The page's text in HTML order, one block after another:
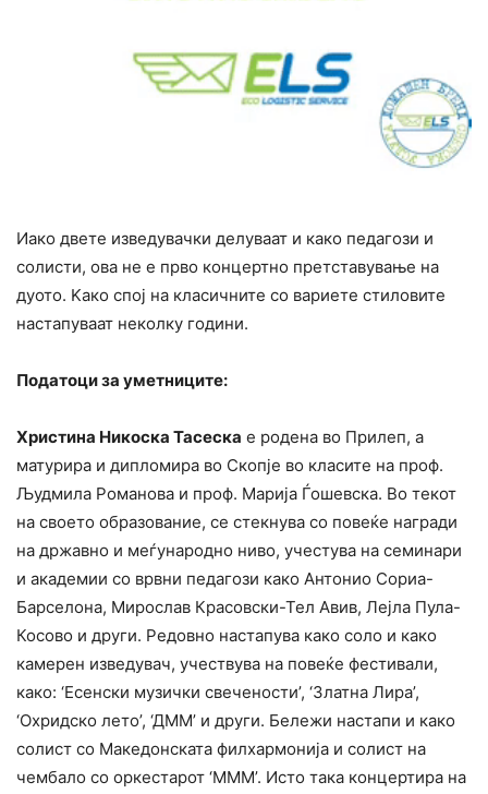
Иако двете изведувачки делуваат и како педагози и
солисти, ова не е прво концертно претставување на
дуото. Kако спој на класичните со вариете стиловите
настапуваат неколку години.
Податоци за уметниците:
Христина Никоска Тасеска е родена во Прилеп, а
матурира и дипломира во Скопје во класите на проф.
Људмила Романова и проф. Марија Ѓошевска. Во текот
на своето образование, се стекнува со повеќе награди
на државно и меѓународно ниво, учестува на семинари
и академии со врвни педагози како Антонио Сориа-
Барселона, Мирослав Красовски-Тел Авив, Лејла Пула-
Косово и други. Редовно настапува како соло и како
камерен изведувач, учествува на повеќе фестивали,
како: ‘Есенски музички свечености’, ‘Златна Лира’,
‘Охридско лето’, ‘ДММ’ и други. Бележи настапи и како
солист со Македонската филхармонија и солист на
чембало со оркестарот ‘МММ’. Исто така концертира на